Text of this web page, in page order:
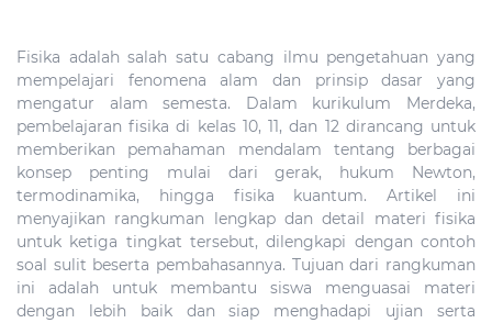
Fisika adalah salah satu cabang ilmu pengetahuan yang
mempelajari fenomena alam dan prinsip dasar yang
mengatur alam semesta. Dalam kurikulum Merdeka,
pembelajaran fisika di kelas 10, 11, dan 12 dirancang untuk
memberikan pemahaman mendalam tentang berbagai
konsep penting mulai dari gerak, hukum Newton,
termodinamika, hingga fisika kuantum. Artikel ini
menyajikan rangkuman lengkap dan detail materi fisika
untuk ketiga tingkat tersebut, dilengkapi dengan contoh
soal sulit beserta pembahasannya. Tujuan dari rangkuman
ini adalah untuk membantu siswa menguasai materi
dengan lebih baik dan siap menghadapi ujian serta